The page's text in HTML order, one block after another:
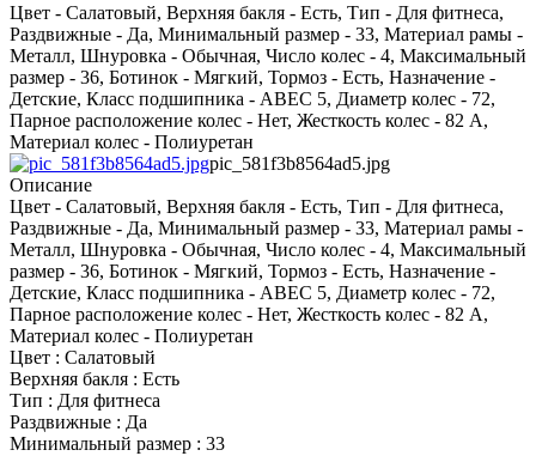
Цвет - Салатовый, Верхняя бакля - Есть, Тип - Для фитнеса,
Раздвижные - Да, Минимальный размер - 33, Материал рамы -
Металл, Шнуровка - Обычная, Число колес - 4, Максимальный
размер - 36, Ботинок - Мягкий, Тормоз - Есть, Назначение -
Детские, Класс подшипника - ABEC 5, Диаметр колес - 72,
Парное расположение колес - Нет, Жесткость колес - 82 A,
Материал колес - Полиуретан
pic_581f3b8564ad5.jpg
Описание
Цвет - Салатовый, Верхняя бакля - Есть, Тип - Для фитнеса,
Раздвижные - Да, Минимальный размер - 33, Материал рамы -
Металл, Шнуровка - Обычная, Число колес - 4, Максимальный
размер - 36, Ботинок - Мягкий, Тормоз - Есть, Назначение -
Детские, Класс подшипника - ABEC 5, Диаметр колес - 72,
Парное расположение колес - Нет, Жесткость колес - 82 A,
Материал колес - Полиуретан
Цвет : Салатовый
Верхняя бакля : Есть
Тип : Для фитнеса
Раздвижные : Да
Минимальный размер : 33